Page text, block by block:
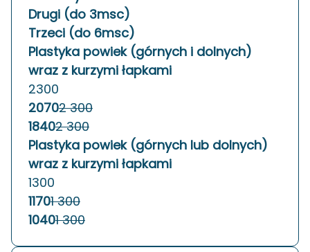
Drugi (do 3msc)
Trzeci (do 6msc)
Plastyka powiek (górnych i dolnych)
wraz z kurzymi łapkami
2300
20702 300
18402 300
Plastyka powiek (górnych lub dolnych)
wraz z kurzymi łapkami
1300
11701 300
10401 300